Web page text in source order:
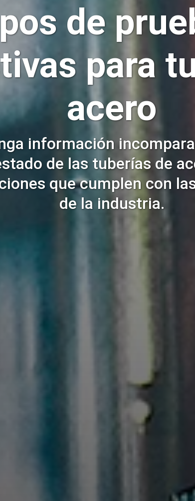
de
para
acero
información
de las tuberías de
que cumplen con
de la industria.